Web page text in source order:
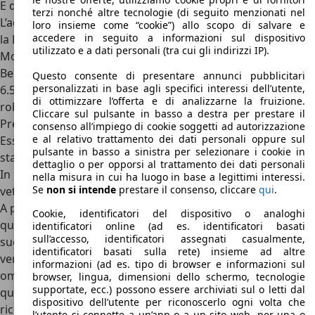
E di conseguenza,le prestazioni sono incredibili.
L’accelerazione 0-100 km/h è coperta in 2,8 secondi (2,9 per
la Roadster), e la velocità massima è di ben 355 km/h.
Motori Lamborghini Veneno
Benzina
6.5 V12, 6.5 V12 aspirato, 750 CV, cambio manuale
robotizzato a 7 marce, trazione integrale
Prezzi Lamborghini Veneno
Essendo una vettura estremamente esclusiva, non è mai
stato divulgato unlistino prezzi per Lamborghini Veneno.
In realtà, però, sappiamo quanto costava in origine la
vettura, sia in versione Coupé che Roadster.
A proposito, Lamborghini ha prodotto inizialmente solo
quattro Veneno, di cui solo tre destinate alla vendita. Per
suggellare questa ricorrenza, poi, Lamborghini ha
verniciato le tre vetture di verde, bianco e rosso, in
omaggio alla bandiera italiana, mentre il più famoso
quarto esemplare grigio è stato utilizzato dal team di
ricerca e sviluppo, e ora è custodito nel Museo
terzi nonché altre tecnologie (di seguito menzionati nel
loro insieme come “cookie”) allo scopo di salvare e
accedere in seguito a informazioni sul dispositivo
utilizzato e a dati personali (tra cui gli indirizzi IP).
Questo consente di presentare annunci pubblicitari
personalizzati in base agli specifici interessi dell’utente,
di ottimizzare l’offerta e di analizzarne la fruizione.
Cliccare sul pulsante in basso a destra per prestare il
consenso all’impiego di cookie soggetti ad autorizzazione
e al relativo trattamento dei dati personali oppure sul
pulsante in basso a sinistra per selezionare i cookie in
dettaglio o per opporsi al trattamento dei dati personali
nella misura in cui ha luogo in base a legittimi interessi.
Se non si intende prestare il consenso, cliccare qui.
Cookie, identificatori del dispositivo o analoghi
identificatori online (ad es. identificatori basati
sull’accesso, identificatori assegnati casualmente,
identificatori basati sulla rete) insieme ad altre
informazioni (ad es. tipo di browser e informazioni sul
browser, lingua, dimensioni dello schermo, tecnologie
supportate, ecc.) possono essere archiviati sul o letti dal
dispositivo dell’utente per riconoscerlo ogni volta che